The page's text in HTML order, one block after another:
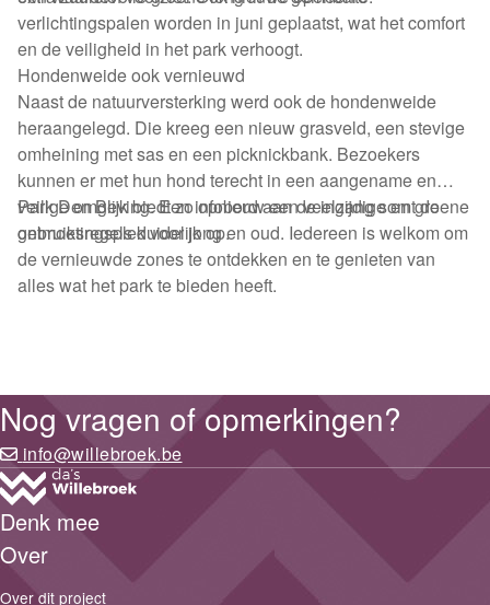
verlichtingspalen worden in juni geplaatst, wat het comfort
en de veiligheid in het park verhoogt.
Hondenweide ook vernieuwd
Naast de natuurversterking werd ook de hondenweide
heraangelegd. Die kreeg een nieuw grasveld, een stevige
omheining met sas en een picknickbank. Bezoekers
kunnen er met hun hond terecht in een aangename en
veilige omgeving. Een infobord aan de ingang somt de
gebruiksregels duidelijk op.
Park Den Blijk biedt zo opnieuw een veelzijdige en groene
ontmoetingsplek voor jong en oud. Iedereen is welkom om
de vernieuwde zones te ontdekken en te genieten van
alles wat het park te bieden heeft.
Nog vragen of opmerkingen?
info@willebroek.be
Denk mee
Over
Over dit project